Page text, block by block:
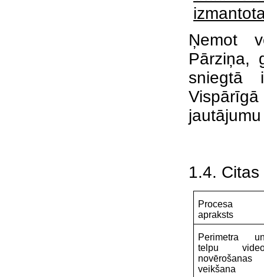
Ņemot
Pārziņa,
sniegtā
1.4.
Procesa
apraksts
Perimetra
telpu
novērošanas
veikšana